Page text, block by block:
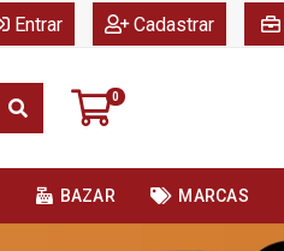
Entrar Cadastrar
0
BAZAR MARCAS